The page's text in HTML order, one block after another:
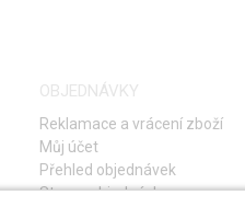
OBJEDNÁVKY
Reklamace a vrácení zboží
Můj účet
Přehled objednávek
Storno objednávky